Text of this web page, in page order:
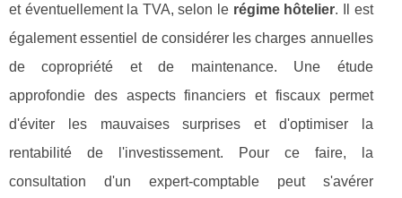
et éventuellement la TVA, selon le régime hôtelier. Il est
également essentiel de considérer les charges annuelles
de copropriété et de maintenance. Une étude
approfondie des aspects financiers et fiscaux permet
d'éviter les mauvaises surprises et d'optimiser la
rentabilité de l'investissement. Pour ce faire, la
consultation d'un expert-comptable peut s'avérer